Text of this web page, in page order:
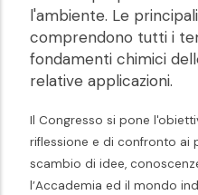
l'ambiente. Le
comprendono tutti i
fondamenti chimici
relative applicazioni.
Il Congresso si pone
riflessione e di confronto ai
scambio di idee,
l’Accademia ed il mondo